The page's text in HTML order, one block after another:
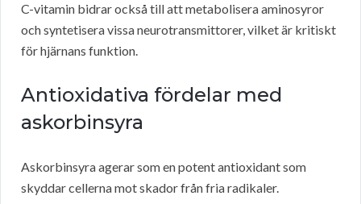
C-vitamin bidrar också till att metabolisera aminosyror
och syntetisera vissa neurotransmittorer, vilket är kritiskt
för hjärnans funktion.
Antioxidativa fördelar med
askorbinsyra
Askorbinsyra agerar som en potent antioxidant som
skyddar cellerna mot skador från fria radikaler.